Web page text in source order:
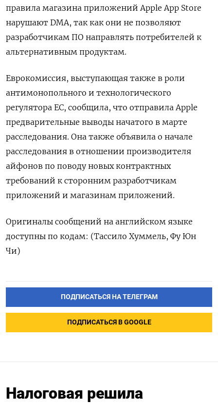
правила магазина приложений Apple App Store
нарушают DMA, так как они не позволяют
разработчикам ПО направлять потребителей к
альтернативным продуктам.
Еврокомиссия, выступающая также в роли
антимонопольного и технологического
регулятора ЕС, сообщила, что отправила Apple
предварительные выводы начатого в марте
расследования. Она также объявила о начале
расследования в отношении производителя
айфонов по поводу новых контрактных
требований к сторонним разработчикам
приложений и магазинам приложений.
Оригиналы сообщений на английском языке
доступны по кодам: (Тассило Хуммель, Фу Юн
Чи)
ПОДПИСАТЬСЯ НА ТЕЛЕГРАМ
ПОДПИСАТЬСЯ В GOOGLE
Налоговая решила